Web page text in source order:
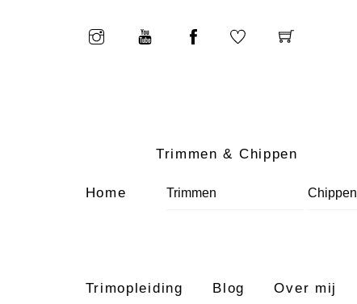
Home
Trimmen & Chippen
Trimmen Chippen
Trimopleiding Blog Over mij